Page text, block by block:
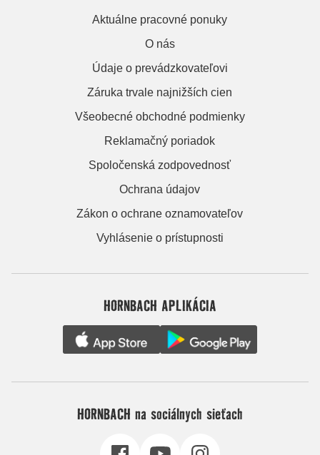
Aktuálne pracovné ponuky
O nás
Údaje o prevádzkovateľovi
Záruka trvale najnižších cien
Všeobecné obchodné podmienky
Reklamačný poriadok
Spoločenská zodpovednosť
Ochrana údajov
Zákon o ochrane oznamovateľov
Vyhlásenie o prístupnosti
HORNBACH APLIKÁCIA
HORNBACH na sociálnych sieťach